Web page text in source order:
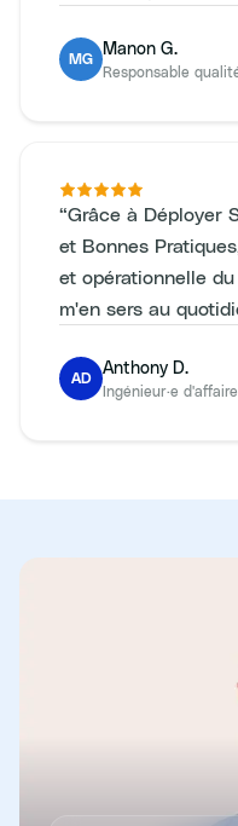
MG
Manon G.
Responsable
“Grâce à Déployer
et Bonnes
et opérationnelle
m'en sers au
AD
Anthony D.
Ingénieur·e